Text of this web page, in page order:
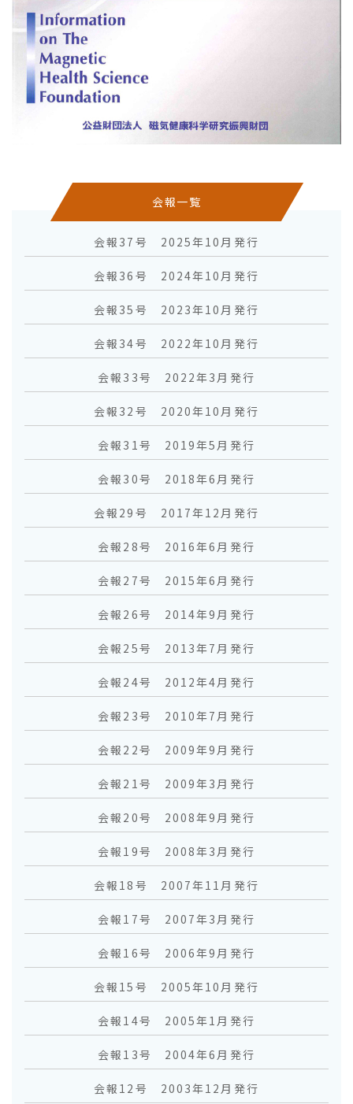
会報一覧
会報37号 2025年10月発行
会報36号 2024年10月発行
会報35号 2023年10月発行
会報34号 2022年10月発行
会報33号 2022年3月発行
会報32号 2020年10月発行
会報31号 2019年5月発行
会報30号 2018年6月発行
会報29号 2017年12月発行
会報28号 2016年6月発行
会報27号 2015年6月発行
会報26号 2014年9月発行
会報25号 2013年7月発行
会報24号 2012年4月発行
会報23号 2010年7月発行
会報22号 2009年9月発行
会報21号 2009年3月発行
会報20号 2008年9月発行
会報19号 2008年3月発行
会報18号 2007年11月発行
会報17号 2007年3月発行
会報16号 2006年9月発行
会報15号 2005年10月発行
会報14号 2005年1月発行
会報13号 2004年6月発行
会報12号 2003年12月発行